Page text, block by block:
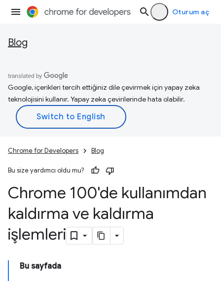
Oturum aç
Blog
Google, içerikleri tercih ettiğiniz dile çevirmek için yapay zeka
teknolojisini kullanır. Yapay zeka çevirilerinde hata olabilir.
Chrome for Developers Blog
Bu size yardımcı oldu mu?
Chrome 100'de kullanımdan
kaldırma ve kaldırma
işlemleri
Bu sayfada